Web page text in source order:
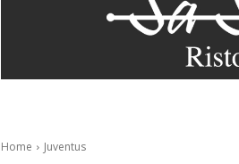
Home Juventus